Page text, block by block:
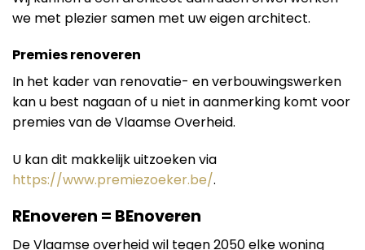
we met plezier samen met uw eigen architect.
Premies renoveren
In het kader van renovatie- en verbouwingswerken
kan u best nagaan of u niet in aanmerking komt voor
premies van de Vlaamse Overheid.
U kan dit makkelijk uitzoeken via
https://www.premiezoeker.be/.
REnoveren = BEnoveren
De Vlaamse overheid wil tegen 2050 elke woning